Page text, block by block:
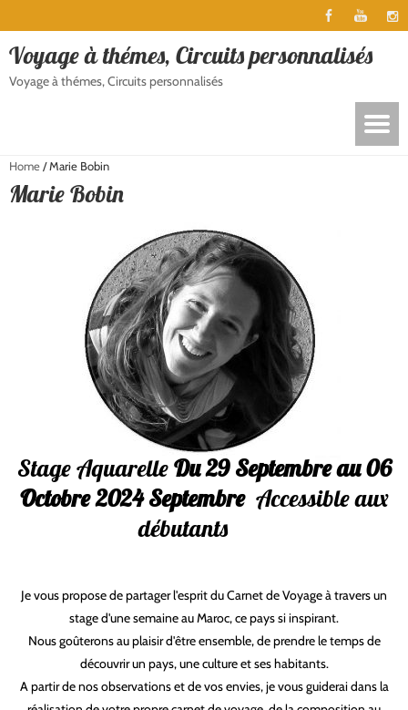
Voyage à thémes, Circuits personnalisés
Voyage à thémes, Circuits personnalisés
Home/Marie Bobin
Marie Bobin
Stage AquarelleDu 29 Septembre au 06
Octobre 2024 SeptembreAccessible aux
débutants
Je vous propose de partager l'esprit du Carnet de Voyage à travers un
stage d'une semaine au Maroc, ce pays si inspirant.
Nous goûterons au plaisir d'être ensemble, de prendre le temps de
découvrir un pays, une culture et ses habitants.
A partir de nos observations et de vos envies, je vous guiderai dans la